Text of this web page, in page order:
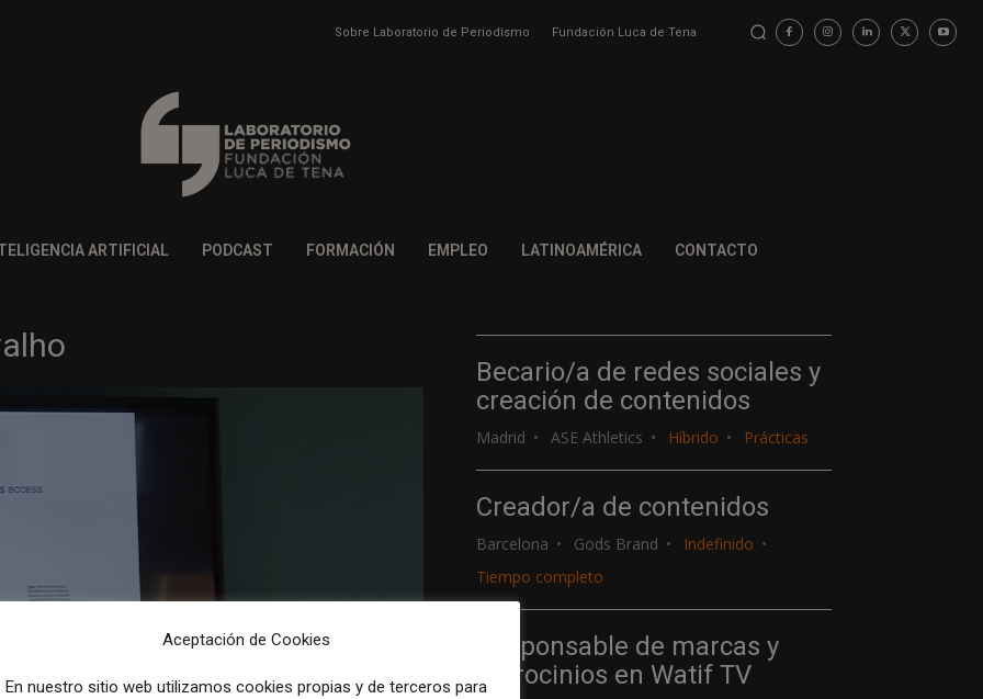
Sobre Laboratorio de Periodismo Fundación Luca de Tena
ARTIFICIAL PODCAST FORMACIÓN EMPLEO LATINOAMÉRICA CONTACTO
Becario/a de redes sociales y
creación de contenidos
Madrid ASE Athletics Híbrido Prácticas
Creador/a de contenidos
Barcelona Gods Brand
Indefinido
Tiempo completo
Responsable de marcas y
patrocinios en Watif TV
Aceptación de Cookies
En nuestro sitio web utilizamos cookies propias y de terceros para